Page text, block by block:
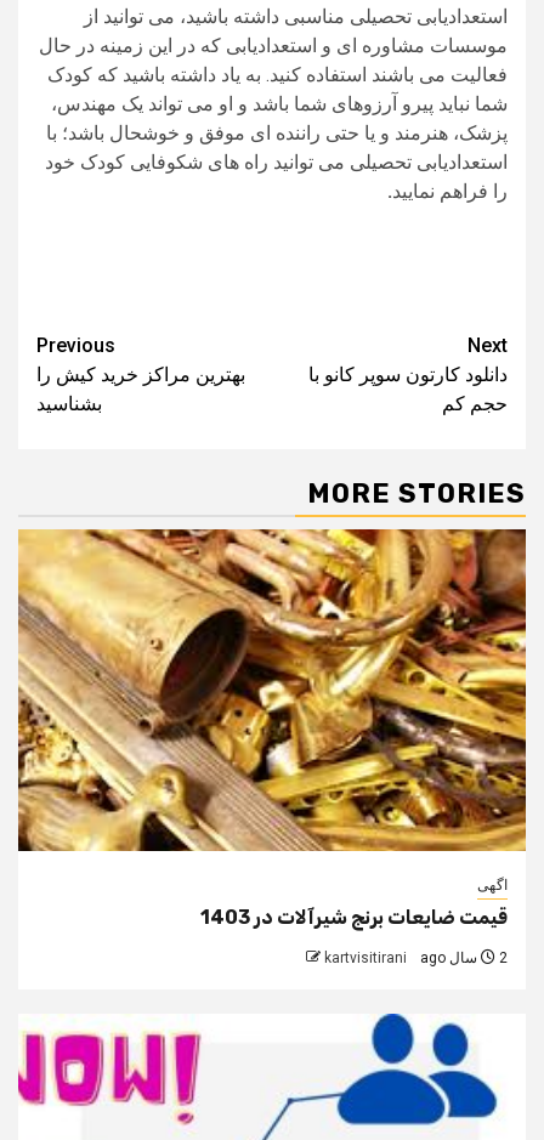
استعدادیابی تحصیلی مناسبی داشته باشید، می توانید از
موسسات مشاوره ای و استعدادیابی که در این زمینه در حال
فعالیت می باشند استفاده کنید. به یاد داشته باشید که کودک
شما نباید پیرو آرزوهای شما باشد و او می تواند یک مهندس،
پزشک، هنرمند و یا حتی راننده ای موفق و خوشحال باشد؛ با
استعدادیابی تحصیلی می توانید راه های شکوفایی کودک خود
را فراهم نمایید.
Post
navigation
Previous
بهترین مراکز خرید کیش را
بشناسید
Next
دانلود کارتون سوپر کانو با
حجم کم
MORE STORIES
اگهی
قیمت ضایعات برنج شیرآلات در 1403
2 سال ago kartvisitirani